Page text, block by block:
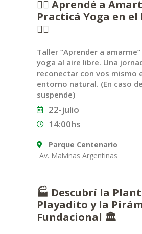
🧘‍♀️ Aprendé a
Practicá Yoga en el
🧘‍♂️
Taller “Aprender a
yoga al aire libre. Una
reconectar con vos mismo
entorno natural. (En caso
suspende)
22-julio
14:00hs
Parque Centenario
Av. Malvinas Argentinas
🏭 Descubrí la
Playadito y la
Fundacional 🏛️